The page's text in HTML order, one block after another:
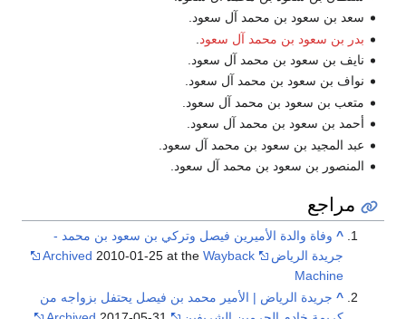
سعد بن سعود بن محمد آل سعود.
بدر بن سعود بن محمد آل سعود.
نايف بن سعود بن محمد آل سعود.
نواف بن سعود بن محمد آل سعود.
متعب بن سعود بن محمد آل سعود.
أحمد بن سعود بن محمد آل سعود.
عبد المجيد بن سعود بن محمد آل سعود.
المنصور بن سعود بن محمد آل سعود.
مراجع
وفاة والدة الأميرين فيصل وتركي بن سعود بن محمد -
جريدة الرياض
Archived2010-01-25 at theWayback
Machine
جريدة الرياض | الأمير محمد بن فيصل يحتفل بزواجه من